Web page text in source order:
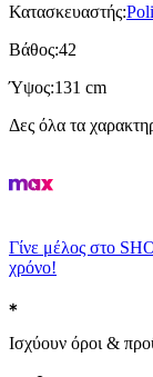
Κατασκευαστής:
Βάθος:42
Ύψος:131 cm
Δες όλα τα
Γίνε μέλος στο
χρόνο!
Ισχύουν όροι &